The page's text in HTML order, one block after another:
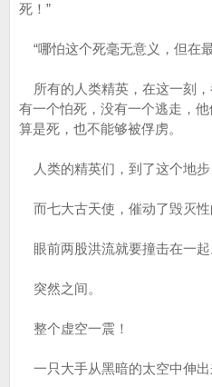
死！”
“哪怕这个死毫无意义，但在
所有的人类精英，在这一刻
有一个怕死，没有一个逃走，
算是死，也不能够被俘虏。
人类的精英们，到了这个地步
而七大古天使，催动了毁灭性
眼前两股洪流就要撞击在一起
突然之间。
整个虚空一震！
一只大手从黑暗的太空中伸出